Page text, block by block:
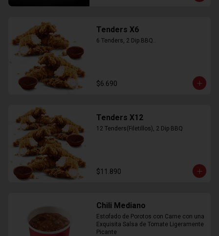
Tenders X6
6 Tenders, 2 Dip BBQ..
$6.690
Tenders X12
12 Tenders(Filetillos), 2 Dip BBQ
$11.890
Chili Mediano
Estofado de Porotos con Carne con una
Exquisita Salsa de Tomate Ligeramente
Picante